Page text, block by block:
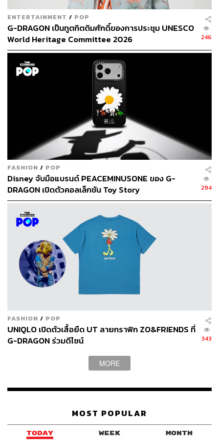
ENTERTAINMENT / POP
G-DRAGON เป็นทูตกิตติมศักดิ์ของการประชุม UNESCO
World Heritage Committee 2026
246
FASHION / POP
Disney จับมือแบรนด์ PEACEMINUSONE ของ G-
DRAGON เปิดตัวคอลเล็กชัน Toy Story
294
FASHION / POP
UNIQLO เปิดตัวเสื้อยืด UT ลายกราฟิก ZO&FRIENDS ที่
G-DRAGON ร่วมดีไซน์
343
MORE
MOST POPULAR
TODAY WEEK MONTH